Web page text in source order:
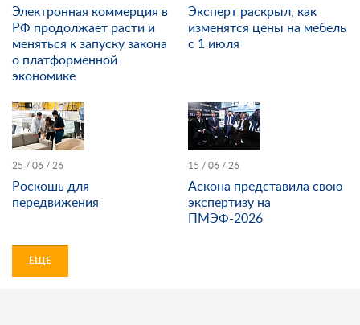
Электронная коммерция в
РФ продолжает расти и
меняться к запуску закона
о платформенной
экономике
Эксперт раскрыл, как
изменятся цены на мебель
с 1 июля
25 / 06 / 26
Роскошь для
передвижения
15 / 06 / 26
Аскона представила свою
экспертизу на
ПМЭФ-2026
ЕЩЕ